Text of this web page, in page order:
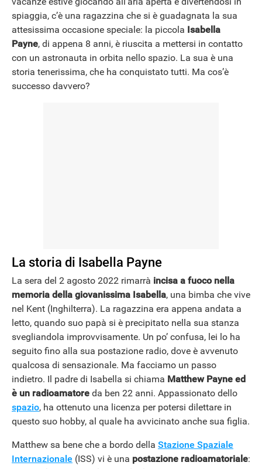
NEWS
spiaggia, c’è una ragazzina che si è guadagnata la sua
attesissima occasione speciale: la piccola Isabella
Payne, di appena 8 anni, è riuscita a mettersi in contatto
con un astronauta in orbita nello spazio. La sua è una
storia tenerissima, che ha conquistato tutti. Ma cos’è
successo davvero?
La storia di Isabella Payne
La sera del 2 agosto 2022 rimarrà incisa a fuoco nella
memoria della giovanissima Isabella, una bimba che vive
nel Kent (Inghilterra). La ragazzina era appena andata a
letto, quando suo papà si è precipitato nella sua stanza
svegliandola improvvisamente. Un po’ confusa, lei lo ha
seguito fino alla sua postazione radio, dove è avvenuto
qualcosa di sensazionale. Ma facciamo un passo
indietro. Il padre di Isabella si chiama Matthew Payne ed
è un radioamatore da ben 22 anni. Appassionato dello
spazio, ha ottenuto una licenza per potersi dilettare in
questo suo hobby, al quale ha avvicinato anche sua figlia.
Matthew sa bene che a bordo della Stazione Spaziale
Internazionale (ISS) vi è una postazione radioamatoriale: